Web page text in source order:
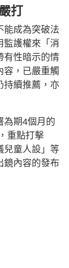
打
能成為突破法
監護權來「消
有性暗示的情
容，已嚴重觸
持續推薦，亦
為期4個月的
重點打擊
兒童人設」等
鏡內容的發布